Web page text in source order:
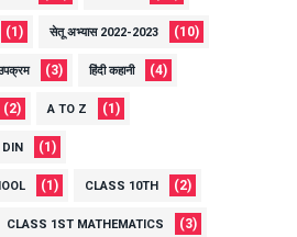
(1) सेतू अभ्यास 2022-2023 (10)
(3) हिंदी कहानी (4)
(2) A TO Z (1)
DIN (1)
(1) CLASS 10TH (2)
CLASS 1ST MATHEMATICS (3)